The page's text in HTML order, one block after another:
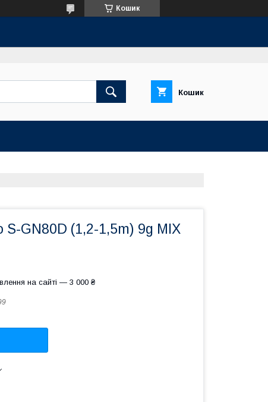
Кошик
Кошик
S-GN80D (1,2-1,5m) 9g MIX
на сайті — 3 000 ₴